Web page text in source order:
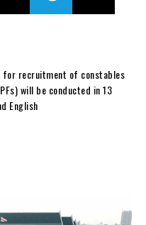
for recruitment of constables
will be conducted in 13
English